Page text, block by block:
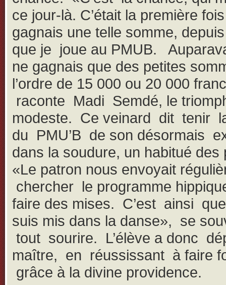
ce jour-là. C’était la première
gagnais une telle somme,
que je joue au PMUB.
ne gagnais que des petites
l’ordre de 15 000 ou 20 000
raconte Madi Semdé, le
modeste. Ce veinard dit tenir
du PMU’B de son désormais
dans la soudure, un habitué des
«Le patron nous envoyait
chercher le programme
faire des mises. C’est ainsi
suis mis dans la danse», se
tout sourire. L’élève a donc
maître, en réussissant à faire
grâce à la divine providence.